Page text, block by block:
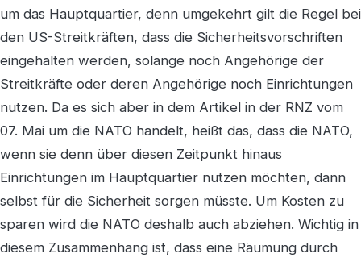
um das Hauptquartier, denn umgekehrt gilt die Regel bei
den US-Streitkräften, dass die Sicherheitsvorschriften
eingehalten werden, solange noch Angehörige der
Streitkräfte oder deren Angehörige noch Einrichtungen
nutzen. Da es sich aber in dem Artikel in der RNZ vom
07. Mai um die NATO handelt, heißt das, dass die NATO,
wenn sie denn über diesen Zeitpunkt hinaus
Einrichtungen im Hauptquartier nutzen möchten, dann
selbst für die Sicherheit sorgen müsste. Um Kosten zu
sparen wird die NATO deshalb auch abziehen. Wichtig in
diesem Zusammenhang ist, dass eine Räumung durch